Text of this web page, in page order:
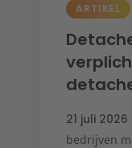
ARTIKEL
21 juli 2026
bedrijven